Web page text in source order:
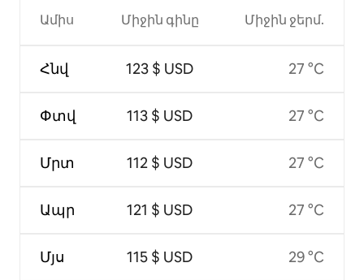
Ամիս
Հնվ
Փտվ
Մրտ
Ապր
Մյս
Միջին գինը
123 $ USD
113 $ USD
112 $ USD
121 $ USD
115 $ USD
Միջին ջերմ.
27 °C
27 °C
27 °C
27 °C
29 °C